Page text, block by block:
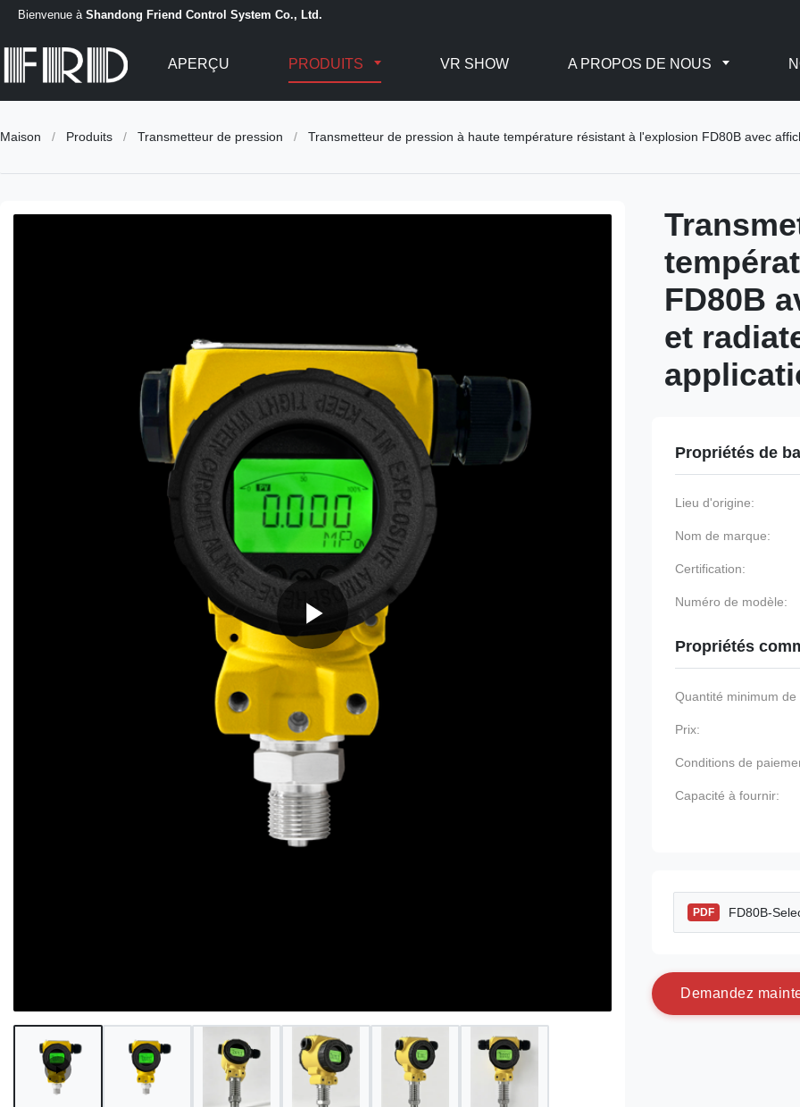
Bienvenue à Shandong Friend Control System Co., Ltd.
APERÇU PRODUITS VR SHOW A PROPOS DE NOUS
Maison / Produits / Transmetteur de pression / Transmetteur de pression à haute température résistant à l'explosion FD80B avec
FD80B
et
Propriétés de
Lieu d'origine:
Nom de marque:
Certification:
Numéro de modèle:
Propriétés
Quantité minimum
Prix:
Conditions de
Capacité à fournir:
PDF FD80B-
Demandez maint